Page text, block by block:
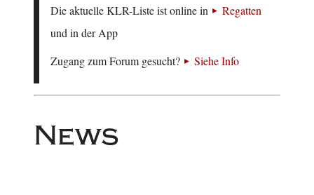
Die aktuelle KLR-Liste ist online in
Regatten
und in der App
Zugang zum Forum gesucht?
Siehe Info
News